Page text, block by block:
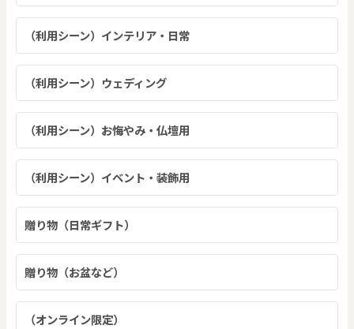
（利用シーン）インテリア・日常
（利用シーン）ウェディング
（利用シーン）お悔やみ・仏壇用
（利用シーン）イベント・装飾用
贈り物（日常ギフト）
贈り物（お盆など）
（オンライン限定）